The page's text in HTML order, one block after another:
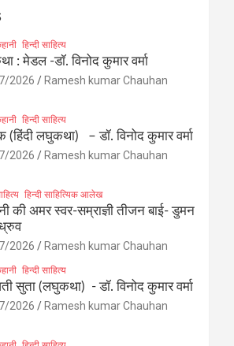
हिन्दी साहित्य
: मेडल -डॉ. विनोद कुमार वर्मा
2026 Ramesh kumar Chauhan
हिन्दी साहित्य
(हिंदी लघुकथा) – डॉ. विनोद कुमार वर्मा
2026 Ramesh kumar Chauhan
हिन्दी साहित्यिक आलेख
की अमर स्वर-सम्राज्ञी तीजन बाई- डुमन
2026 Ramesh kumar Chauhan
हिन्दी साहित्य
सुता (लघुकथा) ​- डॉ. विनोद कुमार वर्मा
2026 Ramesh kumar Chauhan